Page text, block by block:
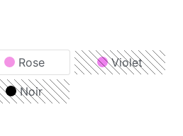
Rose Violet
Noir